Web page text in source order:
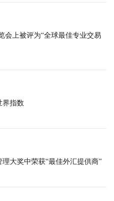
会上被评为“全球最佳专业交易
界指数
大奖中荣获“最佳外汇提供商”